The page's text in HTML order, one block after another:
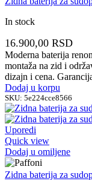
In stock
16.900,00 RSD
Moderna baterija
montaža na zid i
dizajn i cena.
Dodaj u korpu
SKU: 5e224cce8566
Uporedi
Quick view
Dodaj u omiljene
Zidna baterija za